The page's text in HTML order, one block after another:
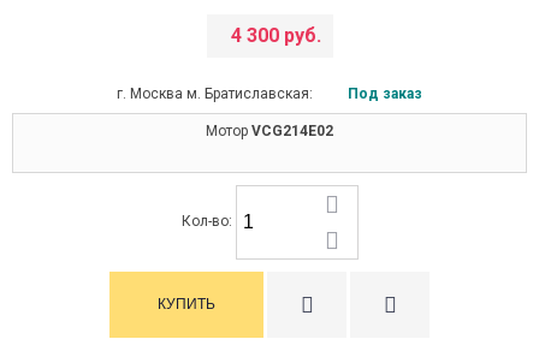
4 300 руб.
г. Москва м. Братиславская: Под заказ
Мотор VСG214E02
Кол-во: